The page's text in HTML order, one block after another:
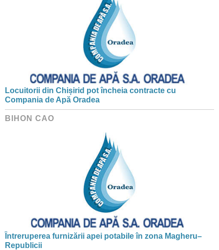
Locuitorii din Chișirid pot încheia contracte cu
Compania de Apă Oradea
BIHON CAO
Întreruperea furnizării apei potabile în zona Magheru–
Republicii